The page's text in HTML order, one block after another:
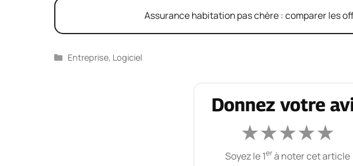
Assurance habitation pas chère : comparer les
Catégories
Entreprise, Logiciel
Donnez votre
★★★★★
Soyez le 1erà noter cet article